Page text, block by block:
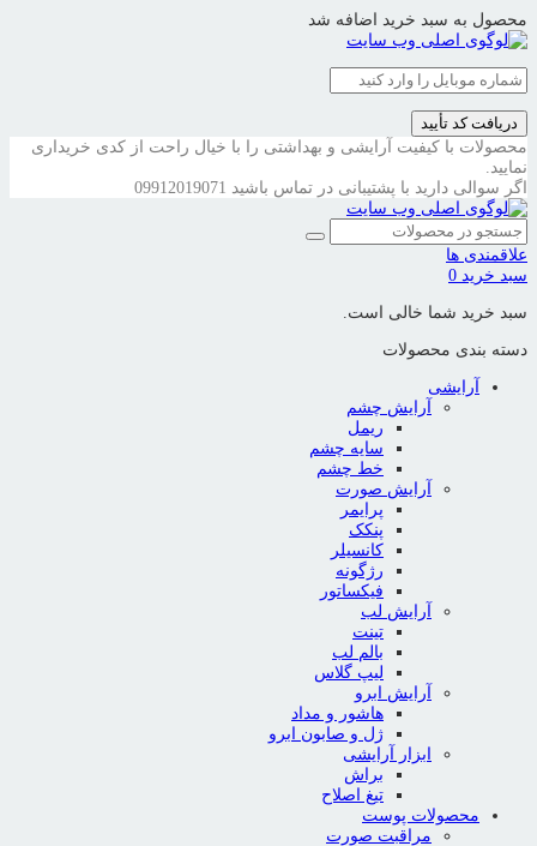
محصول به سبد خرید اضافه شد
دریافت کد تأیید
محصولات با کیفیت آرایشی و بهداشتی را با خیال راحت از کدی خریداری
نمایید.
اگر سوالی دارید با پشتیبانی در تماس باشید 09912019071
علاقمندی ها
سبد خرید 0
سبد خرید شما خالی است.
دسته بندی محصولات
آرایشی
آرایش چشم
ریمل
سایه چشم
خط چشم
آرایش صورت
پرایمر
پنکک
کانسیلر
رژگونه
فیکساتور
آرایش لب
تینت
بالم لب
لیپ گلاس
آرایش ابرو
هاشور و مداد
ژل و صابون ابرو
ابزار آرایشی
براش
تیغ اصلاح
محصولات پوست
مراقبت صورت